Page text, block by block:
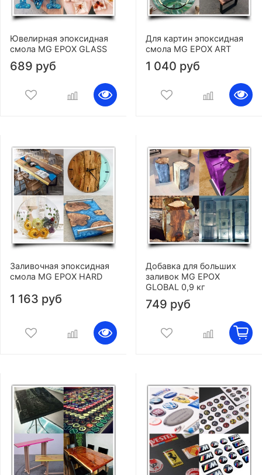
Ювелирная эпоксидная
смола MG EPOX GLASS
689 руб
Для картин эпоксидная
смола MG EPOX ART
1 040 руб
Заливочная эпоксидная
смола MG EPOX HARD
1 163 руб
Добавка для больших
заливок MG EPOX
GLOBAL 0,9 кг
749 руб